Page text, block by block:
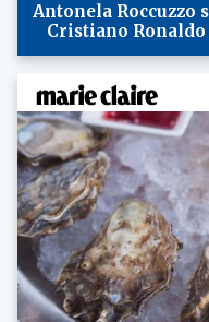
Antonela Roccuzzo
Cristiano